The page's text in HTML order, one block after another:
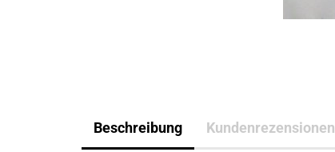
Beschreibung Kundenrezensionen